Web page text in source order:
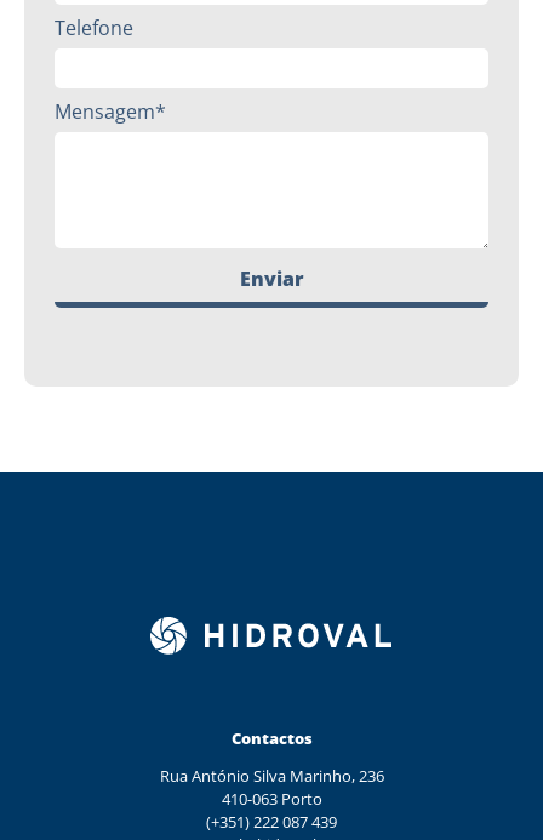
Telefone
Mensagem*
Enviar
Contactos
Rua António Silva Marinho, 236
410-063 Porto
(+351) 222 087 439